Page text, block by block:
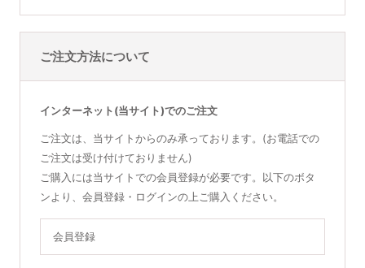
ご注文方法について
インターネット(当サイト)でのご注文
ご注文は、当サイトからのみ承っております。(お電話での
ご注文は受け付けておりません)
ご購入には当サイトでの会員登録が必要です。以下のボタ
ンより、会員登録・ログインの上ご購入ください。
会員登録